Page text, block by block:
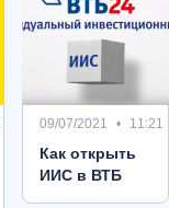
09/07/2021 11:21
Как открыть
ИИС в ВТБ